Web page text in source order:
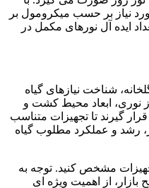
نیاز بر حسب میکرومول بر
ایده آل نورهای مکمل در
شناخت نیازهای گیاه
نوری، ابعاد محیط کشت و
گیرند تا تجهیزات متناسب
رشد و عملکرد مطلوب گیاه
مشخص کنید. توجه به
از اهمیت ویژه ای